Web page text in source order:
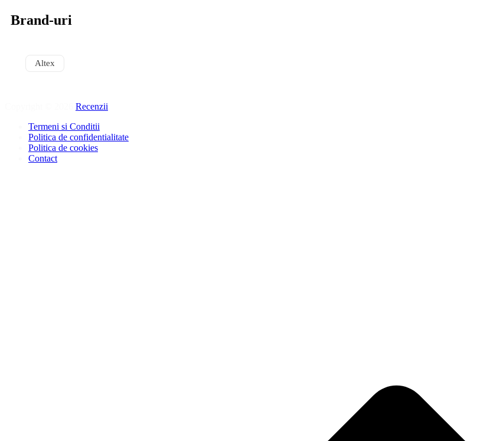
Brand-uri
Altex
Recenzii
Termeni si Conditii
Politica de confidentialitate
Politica de cookies
Contact